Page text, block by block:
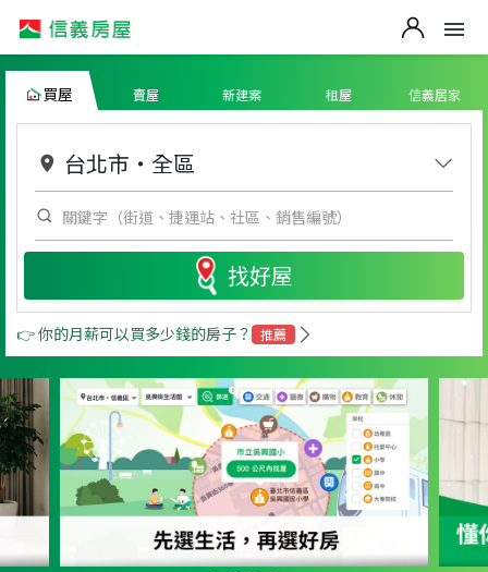
買屋 賣屋 新建案 租屋 信義居家
台北市 ・ 全區
找好屋
👉 你的月薪可以買多少錢的房子？ 推薦